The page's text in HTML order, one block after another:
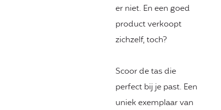
er niet. En een goed
product verkoopt
zichzelf, toch?
Scoor de tas die
perfect bij je past. Een
uniek exemplaar van